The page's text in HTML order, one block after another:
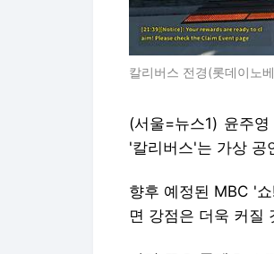
칼리버스 전경(롯데이노
(서울=뉴스1) 윤주
'칼리버스'는 가상 공
향후 예정된 MBC '
면 강점은 더욱 커질